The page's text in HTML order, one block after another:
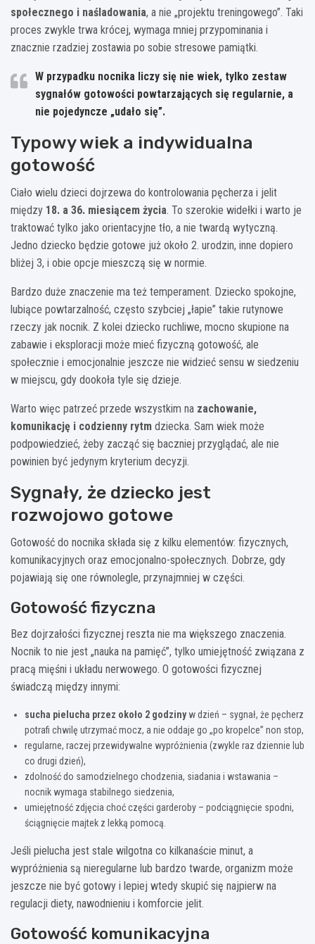
społecznego i naśladowania, a nie „projektu treningowego”. Taki
proces zwykle trwa krócej, wymaga mniej przypominania i
znacznie rzadziej zostawia po sobie stresowe pamiątki.
W przypadku nocnika liczy się nie wiek, tylko zestaw
sygnałów gotowości powtarzających się regularnie, a
nie pojedyncze „udało się”.
Typowy wiek a indywidualna
gotowość
Ciało wielu dzieci dojrzewa do kontrolowania pęcherza i jelit
między 18. a 36. miesiącem życia. To szerokie widełki i warto je
traktować tylko jako orientacyjne tło, a nie twardą wytyczną.
Jedno dziecko będzie gotowe już około 2. urodzin, inne dopiero
bliżej 3, i obie opcje mieszczą się w normie.
Bardzo duże znaczenie ma też temperament. Dziecko spokojne,
lubiące powtarzalność, często szybciej „łapie” takie rutynowe
rzeczy jak nocnik. Z kolei dziecko ruchliwe, mocno skupione na
zabawie i eksploracji może mieć fizyczną gotowość, ale
społecznie i emocjonalnie jeszcze nie widzieć sensu w siedzeniu
w miejscu, gdy dookoła tyle się dzieje.
Warto więc patrzeć przede wszystkim na zachowanie,
komunikację i codzienny rytm dziecka. Sam wiek może
podpowiedzieć, żeby zacząć się baczniej przyglądać, ale nie
powinien być jedynym kryterium decyzji.
Sygnały, że dziecko jest
rozwojowo gotowe
Gotowość do nocnika składa się z kilku elementów: fizycznych,
komunikacyjnych oraz emocjonalno-społecznych. Dobrze, gdy
pojawiają się one równolegle, przynajmniej w części.
Gotowość fizyczna
Bez dojrzałości fizycznej reszta nie ma większego znaczenia.
Nocnik to nie jest „nauka na pamięć”, tylko umiejętność związana z
pracą mięśni i układu nerwowego. O gotowości fizycznej
świadczą między innymi:
sucha pielucha przez około 2 godzinyw dzień – sygnał, że pęcherz
potrafi chwilę utrzymać mocz, a nie oddaje go „po kropelce” non stop,
regularne, raczej przewidywalne wypróżnienia (zwykle raz dziennie lub
co drugi dzień),
zdolność do samodzielnego chodzenia, siadania i wstawania –
nocnik wymaga stabilnego siedzenia,
umiejętność zdjęcia choć części garderoby – podciągnięcie spodni,
ściągnięcie majtek z lekką pomocą.
Jeśli pielucha jest stale wilgotna co kilkanaście minut, a
wypróżnienia są nieregularne lub bardzo twarde, organizm może
jeszcze nie być gotowy i lepiej wtedy skupić się najpierw na
regulacji diety, nawodnieniu i komforcie jelit.
Gotowość komunikacyjna